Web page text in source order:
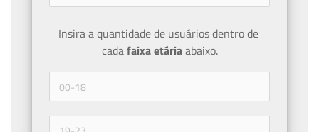
Insira a quantidade de usuários dentro de
cada faixa etária abaixo.